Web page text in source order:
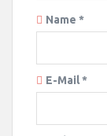
Name *
E-Mail*